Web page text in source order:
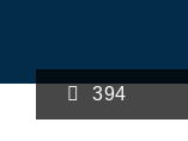
394